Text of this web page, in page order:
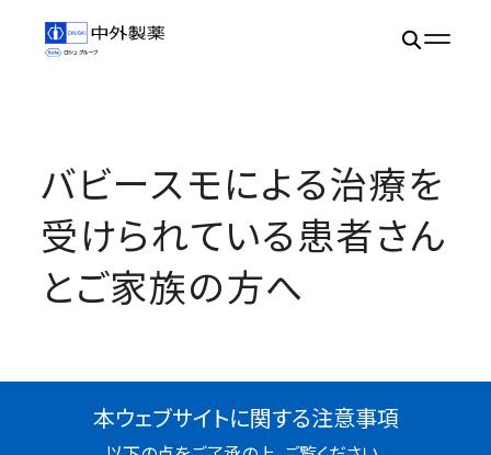
バビースモによる治療を
受けられている患者さん
とご家族の方へ
本ウェブサイトに関する注意事項